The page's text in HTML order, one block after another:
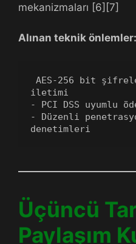
mekanizmaları [6][7]
Alınan teknik önlemler:
iletimi
- PCI DSS uyumlu
- Düzenli
denetimleri
Üçüncü
Paylaşım